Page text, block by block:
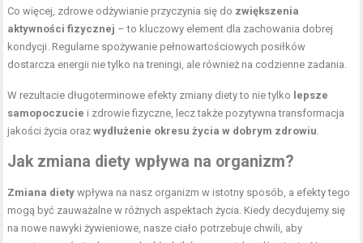
Co więcej, zdrowe odżywianie przyczynia się do zwiększenia
aktywności fizycznej – to kluczowy element dla zachowania dobrej
kondycji. Regularne spożywanie pełnowartościowych posiłków
dostarcza energii nie tylko na treningi, ale również na codzienne zadania.
W rezultacie długoterminowe efekty zmiany diety to nie tylko lepsze
samopoczucie i zdrowie fizyczne, lecz także pozytywna transformacja
jakości życia orazwydłużenie okresu życia w dobrym zdrowiu.
Jak zmiana diety wpływa na organizm?
Zmiana diety wpływa na nasz organizm w istotny sposób, a efekty tego
mogą być zauważalne w różnych aspektach życia. Kiedy decydujemy się
na nowe nawyki żywieniowe, nasze ciało potrzebuje chwili, aby